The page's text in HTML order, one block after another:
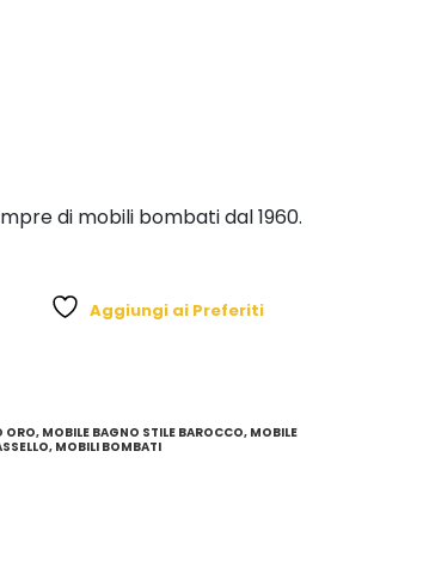
di mobili bombati dal 1960.
Aggiungi ai Preferiti
ORO, MOBILE BAGNO STILE BAROCCO, MOBILE
, MOBILI BOMBATI